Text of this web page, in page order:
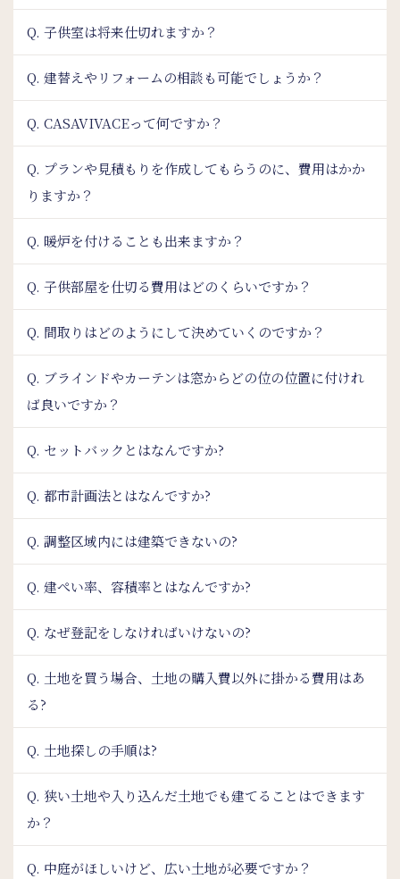
Q. 子供室は将来仕切れますか？
Q. 建替えやリフォームの相談も可能でしょうか？
Q. CASAVIVACEって何ですか？
Q. プランや見積もりを作成してもらうのに、費用はかか
りますか？
Q. 暖炉を付けることも出来ますか？
Q. 子供部屋を仕切る費用はどのくらいですか？
Q. 間取りはどのようにして決めていくのですか？
Q. ブラインドやカーテンは窓からどの位の位置に付けれ
ば良いですか？
Q. セットバックとはなんですか?
Q. 都市計画法とはなんですか?
Q. 調整区域内には建築できないの?
Q. 建ぺい率、容積率とはなんですか?
Q. なぜ登記をしなければいけないの?
Q. 土地を買う場合、土地の購入費以外に掛かる費用はあ
る?
Q. 土地探しの手順は?
Q. 狭い土地や入り込んだ土地でも建てることはできます
か？
Q. 中庭がほしいけど、広い土地が必要ですか？